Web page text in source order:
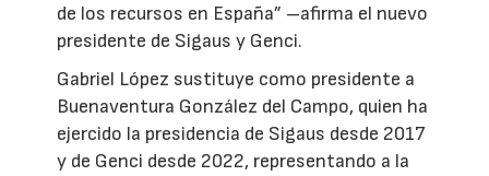
de los recursos en España” –afirma el nuevo
presidente de Sigaus y Genci.
Gabriel López sustituye como presidente a
Buenaventura González del Campo, quien ha
ejercido la presidencia de Sigaus desde 2017
y de Genci desde 2022, representando a la